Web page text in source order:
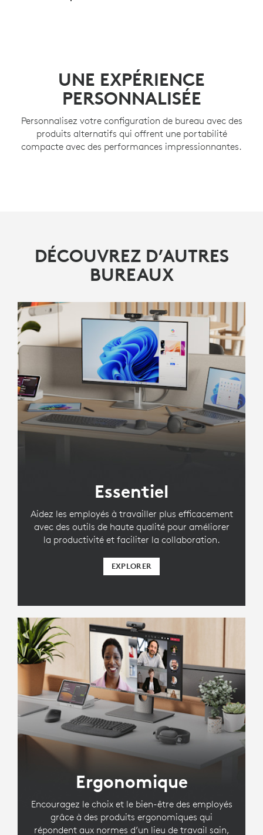
UNE EXPÉRIENCE
PERSONNALISÉE
Personnalisez votre configuration de bureau avec des
produits alternatifs qui offrent une portabilité
compacte avec des performances impressionnantes.
DÉCOUVREZ D’AUTRES
BUREAUX
Essentiel
Aidez les employés à travailler plus efficacement
avec des outils de haute qualité pour améliorer
la productivité et faciliter la collaboration.
EXPLORER
Ergonomique
Encouragez le choix et le bien-être des employés
grâce à des produits ergonomiques qui
répondent aux normes d’un lieu de travail sain,